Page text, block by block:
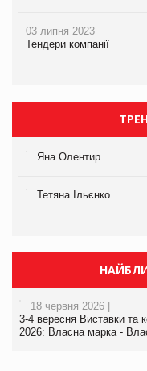
03 липня 2023
Тендери компанії
Яна Олентир
Тетяна Ільєнко
18 червня 2026 |
3-4 вересня Виставки та
2026: Власна марка -